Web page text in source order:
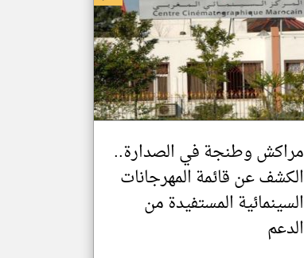
مراكش وطنجة في الصدارة..
الكشف عن قائمة المهرجانات
السينمائية المستفيدة من
الدعم